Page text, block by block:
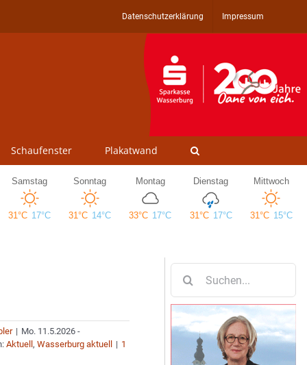
Datenschutzerklärung Impressum
Schaufenster Plakatwand
| Mo. 11.5.2026 -
Aktuell,Wasserburg aktuell | 1
nach: